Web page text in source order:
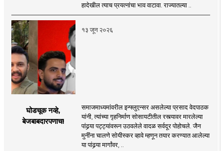
हादेखील त्याच प्रयत्नांचा भाव वाटावा. राज्यातल्या ..
१३ जून २०२६
घोडचूक नव्हे,
बेजबाबदारपणाच!
समाजमाध्यमांवरील इन्फ्लुएन्सर असलेल्या प्रसाद वेदपाठक
यांनी, त्यांच्या गृहनिर्माण सोसायटीतील रस्त्यावर मारलेल्या
पांढर्‍या पट्ट्यांवरून उठवलेले वादळ सर्वदूर पोहोचले. जैन
मुनींना चालणे सोयीस्कर व्हावे म्हणून तयार करण्यात आलेल्या
या पांढर्‍या मार्गांवर, ..